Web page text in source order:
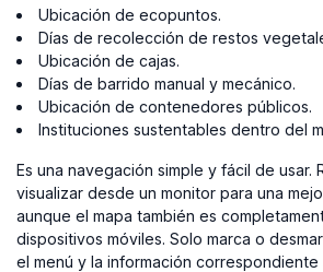
Ubicación de ecopuntos.
Días de recolección de restos
Ubicación de cajas.
Días de barrido manual y mecánico.
Ubicación de contenedores públicos.
Instituciones sustentables dentro del
Es una navegación simple y fácil de usar.
visualizar desde un monitor para una
aunque el mapa también es
dispositivos móviles. Solo marca o
el menú y la información